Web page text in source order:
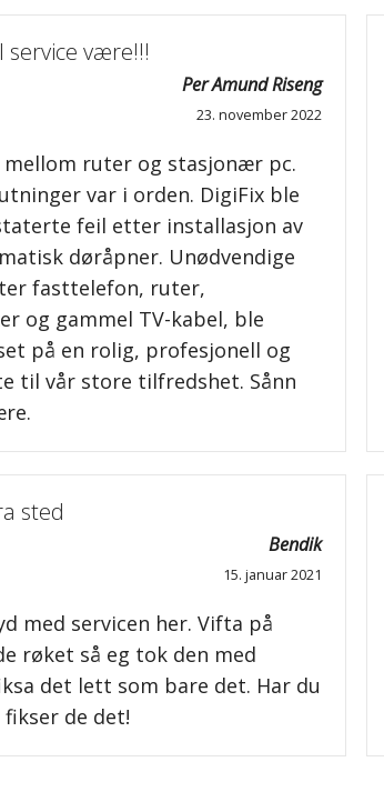
service være!!!
Per Amund Riseng
23. november 2022
ruter og stasjonær pc.
var i orden. DigiFix ble
feil etter installasjon av
døråpner. Unødvendige
fasttelefon, ruter,
og gammel TV-kabel, ble
på en rolig, profesjonell og
til vår store tilfredshet. Sånn
sted
Bendik
15. januar 2021
med servicen her. Vifta på
røket så eg tok den med
det lett som bare det. Har du
de det!